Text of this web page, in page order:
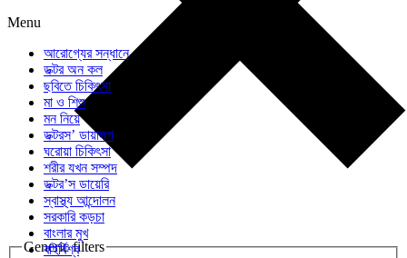
Generic filters
Menu
আরোগ্যের সন্ধানে
ডক্টর অন কল
ছবিতে চিকিৎসা
মা ও শিশু
মন নিয়ে
ডক্টরস’ ডায়ালগ
ঘরোয়া চিকিৎসা
শরীর যখন সম্পদ
ডক্টর’স ডায়েরি
স্বাস্থ্য আন্দোলন
সরকারি কড়চা
বাংলার মুখ
বহির্বিশ্ব